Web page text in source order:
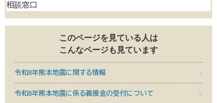
相談窓口
このページを見ている人は
こんなページも見ています
令和8年熊本地震に関する情報
令和8年熊本地震に係る義援金の受付について